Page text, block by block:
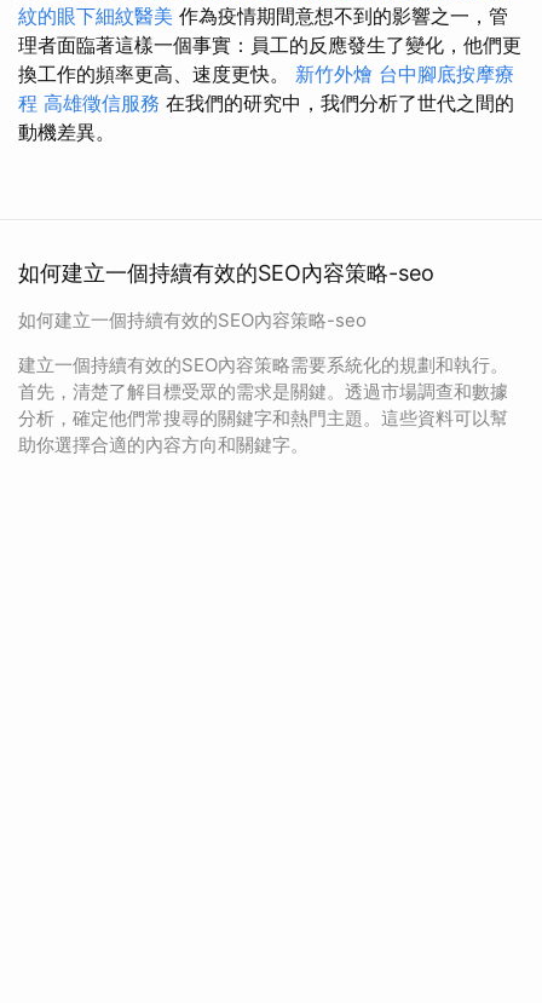
紋的眼下細紋醫美 作為疫情期間意想不到的影響之一，管
理者面臨著這樣一個事實：員工的反應發生了變化，他們更
換工作的頻率更高、速度更快。 新竹外燴 台中腳底按摩療
程 高雄徵信服務 在我們的研究中，我們分析了世代之間的
動機差異。
如何建立一個持續有效的SEO內容策略-seo
如何建立一個持續有效的SEO內容策略-seo
建立一個持續有效的SEO內容策略需要系統化的規劃和執行。
首先，清楚了解目標受眾的需求是關鍵。透過市場調查和數據
分析，確定他們常搜尋的關鍵字和熱門主題。這些資料可以幫
助你選擇合適的內容方向和關鍵字。